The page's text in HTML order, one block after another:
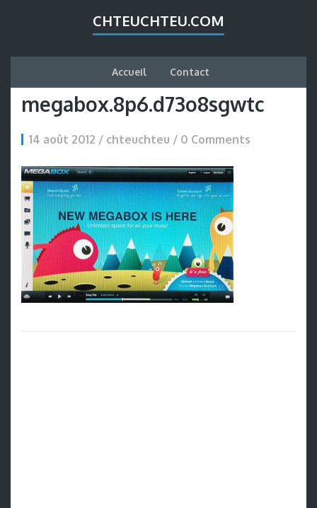
CHTEUCHTEU.COM
Accueil Contact
megabox.8p6.d73o8sgwtc
14 août 2012 / chteuchteu / 0 Comments